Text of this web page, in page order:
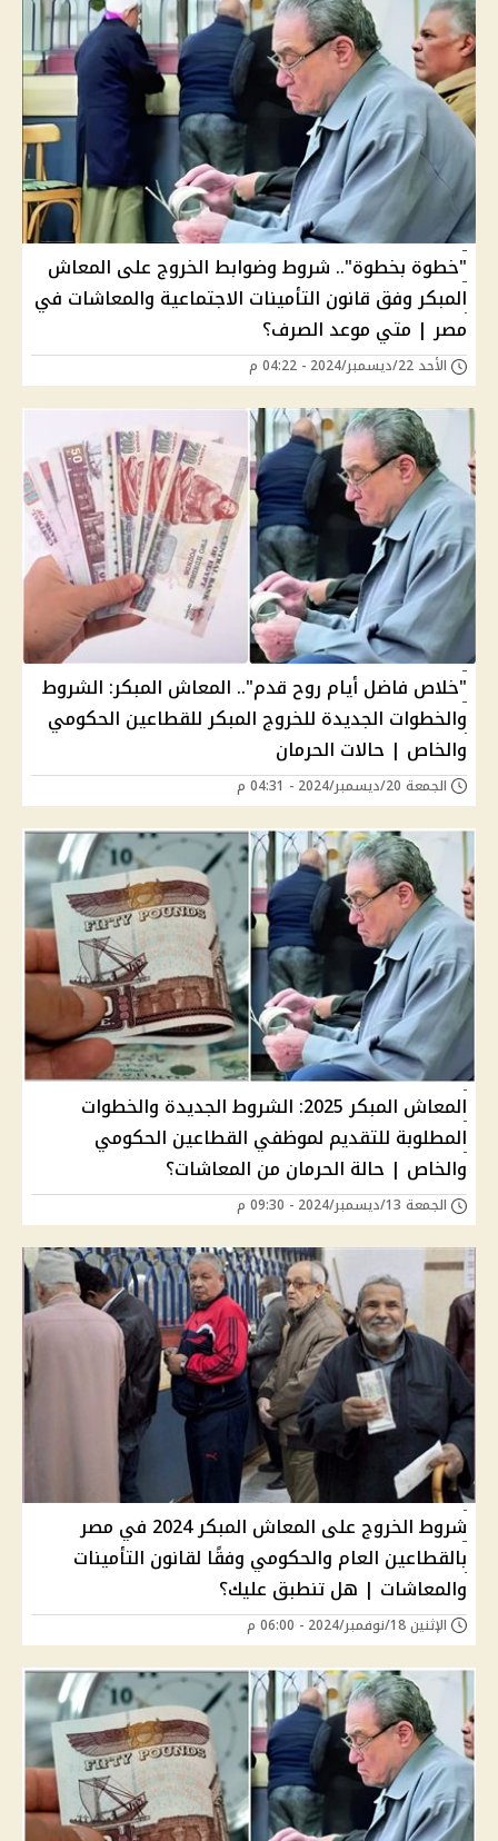
"خطوة بخطوة".. شروط وضوابط الخروج على المعاش
المبكر وفق قانون التأمينات الاجتماعية والمعاشات في
مصر | متي موعد الصرف؟
الأحد 22/ديسمبر/2024 - 04:22 م
"خلاص فاضل أيام روح قدم".. المعاش المبكر: الشروط
والخطوات الجديدة للخروج المبكر للقطاعين الحكومي
والخاص | حالات الحرمان
الجمعة 20/ديسمبر/2024 - 04:31 م
المعاش المبكر 2025: الشروط الجديدة والخطوات
المطلوبة للتقديم لموظفي القطاعين الحكومي
والخاص | حالة الحرمان من المعاشات؟
الجمعة 13/ديسمبر/2024 - 09:30 م
شروط الخروج على المعاش المبكر 2024 في مصر
بالقطاعين العام والحكومي وفقًا لقانون التأمينات
والمعاشات | هل تنطبق عليك؟
الإثنين 18/نوفمبر/2024 - 06:00 م